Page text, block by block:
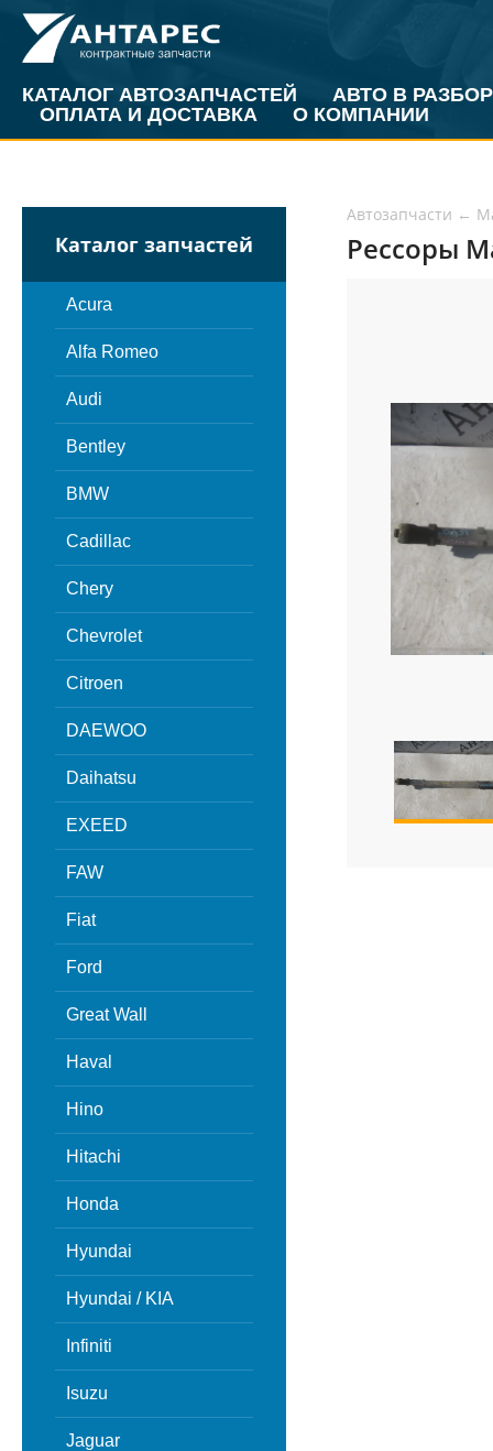
КАТАЛОГ АВТОЗАПЧАСТЕЙ
АВТО В РАЗБОР
ОПЛАТА И ДОСТАВКА
О КОМПАНИИ
Каталог запчастей
Acura
Alfa Romeo
Audi
Bentley
BMW
Cadillac
Chery
Chevrolet
Citroen
DAEWOO
Daihatsu
EXEED
FAW
Fiat
Ford
Great Wall
Haval
Hino
Hitachi
Honda
Hyundai
Hyundai / KIA
Infiniti
Isuzu
Jaguar
Автозапчасти ←
Рессоры